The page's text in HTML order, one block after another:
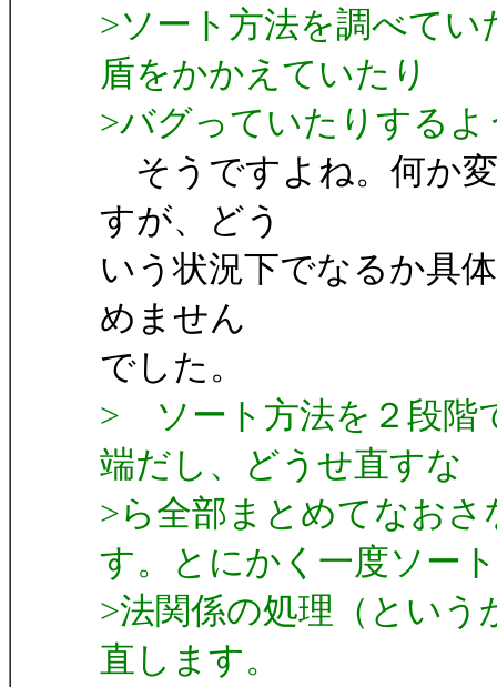
>ソート方法を調べて
盾をかかえていたり
>バグっていたりする
そうですよね。何か
すが、どう
いう状況下でなるか具
めません
でした。
> ソート方法を２段階
端だし、どうせ直すな
>ら全部まとめてなお
す。とにかく一度ソー
>法関係の処理（という
直します。